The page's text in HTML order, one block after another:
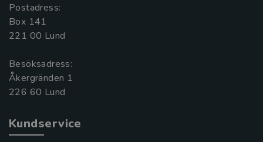
Postadress:
Box 141
221 00 Lund
Besöksadress:
Åkergränden 1
Kundservice